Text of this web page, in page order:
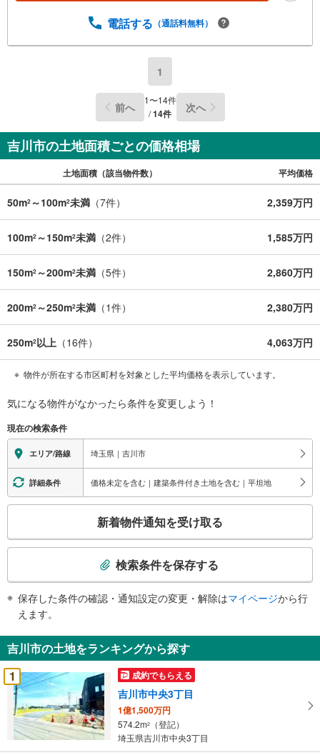
電話する （通話料無料）
1
前へ 1〜14件
/14件 次へ
吉川市の土地面積ごとの価格相場
土地面積（該当物件数） 平均価格
50m2 ～100m2未満 （7件） 2,359万円
100m2 ～150m2未満 （2件） 1,585万円
150m2 ～200m2未満 （5件） 2,860万円
200m2 ～250m2未満 （1件） 2,380万円
250m2以上 （16件） 4,063万円
物件が所在する市区町村を対象とした平均価格を表示しています。
気になる物件がなかったら条件を変更しよう！
現在の検索条件
エリア/路線 埼玉県｜吉川市
詳細条件 価格未定を含む｜建築条件付き土地を含む｜平坦地
検
知
を
受
け
取
る
・
新着物件通知を受け取る
検索条件を保存する
保存した条件の確認・通知設定の変更・解除はマイページから行
えます。
吉川市の土地をランキングから探す
1
成約でもらえる
吉川市中央3丁目
1億1,500万円
574.2m2
（登記）
埼玉県吉川市中央3丁目